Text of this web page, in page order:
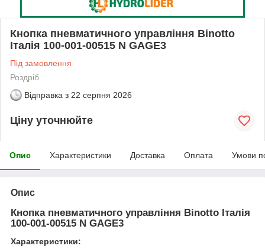
Кнопка пневматичного управління Binotto
Італія 100-001-00515 N GAGE3
Під замовлення
Роздріб
Відправка з 22 серпня 2026
Ціну уточнюйте
Опис Характеристики Доставка Оплата Умови
Опис
Кнопка пневматичного управління Binotto Італія
100-001-00515 N GAGE3
Характеристики: